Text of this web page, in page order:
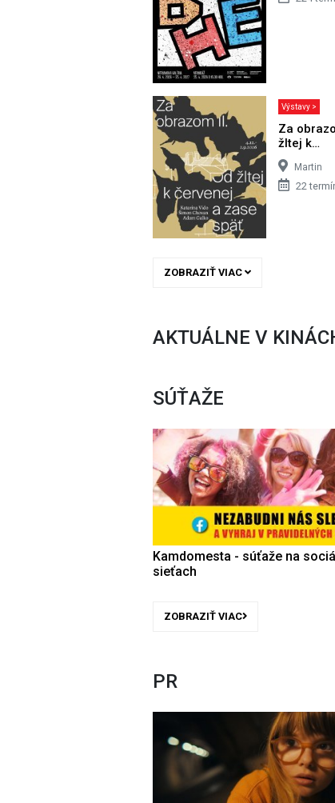
Výstavy >
Za
žltej k…
Martin
22
ZOBRAZIŤ VIAC
AKTUÁLNE V
SÚŤAŽE
Kamdomesta - súťaže na
sieťach
ZOBRAZIŤ VIAC
PR